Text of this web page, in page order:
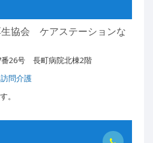
協会 ケアステーションな
26号 長町病院北棟2階
訪問介護
。